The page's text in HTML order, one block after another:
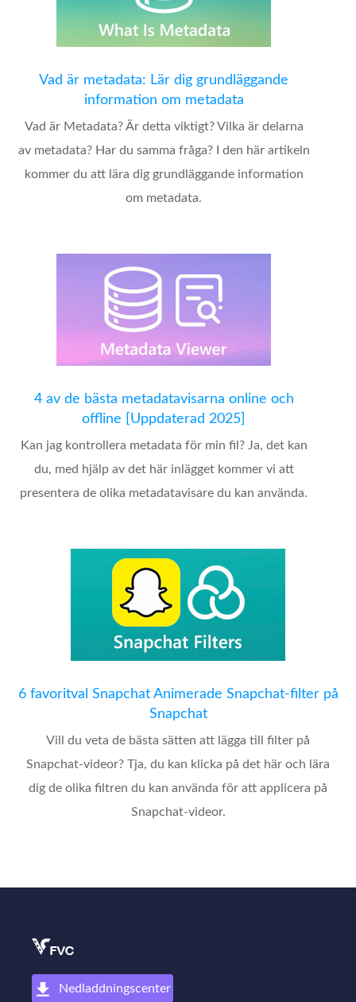
Vad är metadata: Lär dig grundläggande
information om metadata
Vad är Metadata? Är detta viktigt? Vilka är delarna
av metadata? Har du samma fråga? I den här artikeln
kommer du att lära dig grundläggande information
om metadata.
4 av de bästa metadatavisarna online och
offline [Uppdaterad 2025]
Kan jag kontrollera metadata för min fil? Ja, det kan
du, med hjälp av det här inlägget kommer vi att
presentera de olika metadatavisare du kan använda.
6 favoritval Snapchat Animerade Snapchat-filter på
Snapchat
Vill du veta de bästa sätten att lägga till filter på
Snapchat-videor? Tja, du kan klicka på det här och lära
dig de olika filtren du kan använda för att applicera på
Snapchat-videor.
Nedladdningscenter